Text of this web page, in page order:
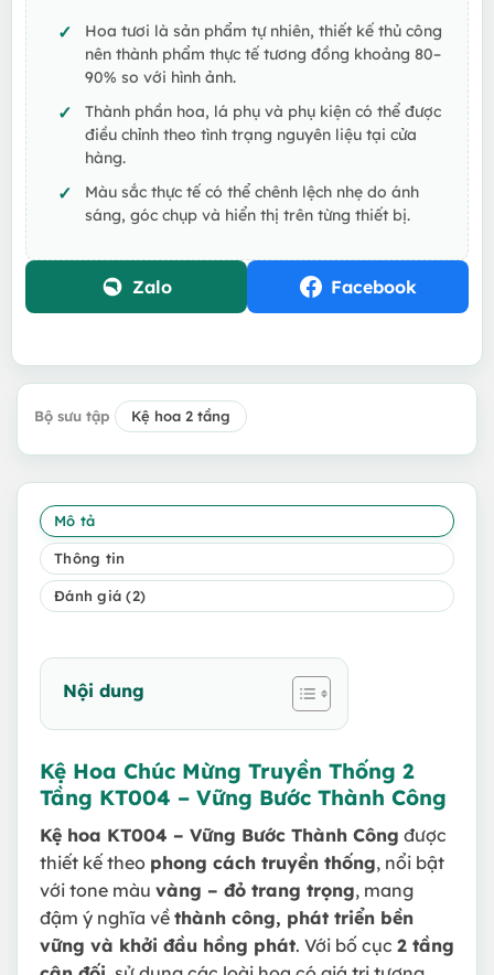
Hoa tươi là sản phẩm tự nhiên, thiết kế thủ công
nên thành phẩm thực tế tương đồng khoảng 80–
90% so với hình ảnh.
Thành phần hoa, lá phụ và phụ kiện có thể được
điều chỉnh theo tình trạng nguyên liệu tại cửa
hàng.
Màu sắc thực tế có thể chênh lệch nhẹ do ánh
sáng, góc chụp và hiển thị trên từng thiết bị.
Zalo Facebook
Bộ sưu tập Kệ hoa 2 tầng
Mô tả
Thông tin
Đánh giá (2)
Nội dung
Kệ Hoa Chúc Mừng Truyền Thống 2
Tầng KT004 – Vững Bước Thành Công
Kệ hoa KT004 – Vững Bước Thành Công được
thiết kế theo phong cách truyền thống, nổi bật
với tone màu vàng – đỏ trang trọng, mang
đậm ý nghĩa về thành công, phát triển bền
vững và khởi đầu hồng phát. Với bố cục 2 tầng